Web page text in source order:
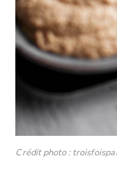
Crédit photo :